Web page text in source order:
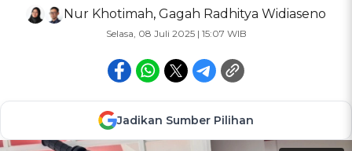
Nur Khotimah, Gagah Radhitya Widiaseno
Selasa, 08 Juli 2025 | 15:07 WIB
Jadikan Sumber Pilihan